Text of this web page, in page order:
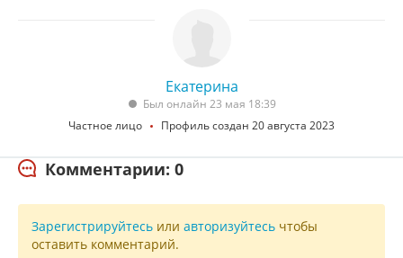
Екатерина
Был онлайн 23 мая 18:39
Частное лицо
Профиль создан 20 августа 2023
Комментарии: 0
Зарегистрируйтесь или авторизуйтесь чтобы
оставить комментарий.